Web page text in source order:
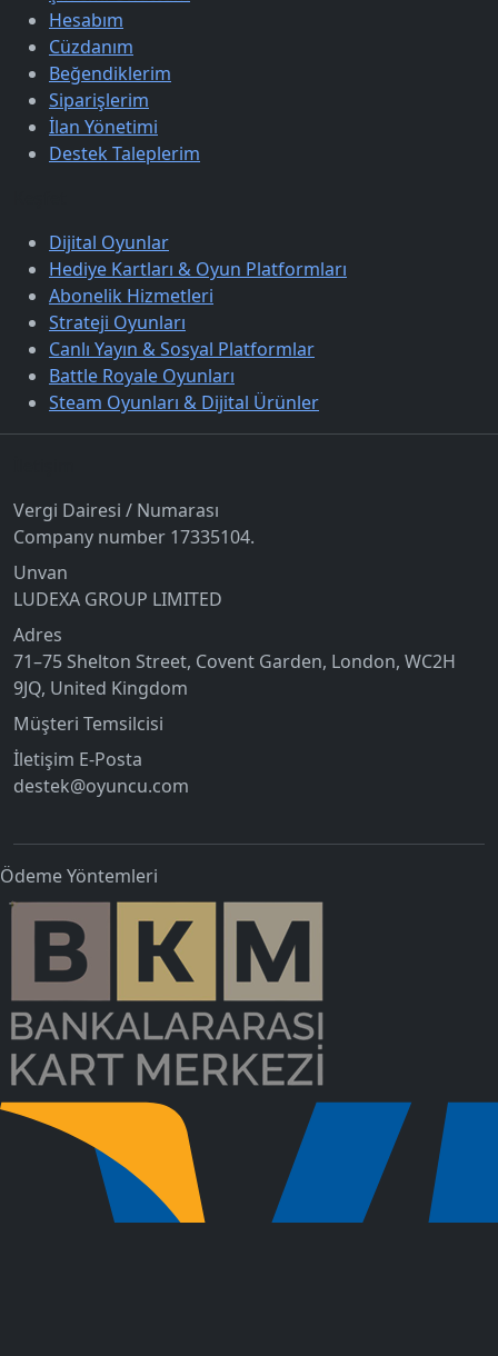
Hesabım
Cüzdanım
Beğendiklerim
Siparişlerim
İlan Yönetimi
Destek Taleplerim
Dijital Oyunlar
Hediye Kartları & Oyun Platformları
Abonelik Hizmetleri
Strateji Oyunları
Canlı Yayın & Sosyal Platformlar
Battle Royale Oyunları
Steam Oyunları & Dijital Ürünler
Vergi Dairesi / Numarası
Company number 17335104.
Unvan
LUDEXA GROUP LIMITED
Adres
71–75 Shelton Street, Covent Garden, London, WC2H
9JQ, United Kingdom
Müşteri Temsilcisi
İletişim E-Posta
destek@oyuncu.com
Ödeme Yöntemleri